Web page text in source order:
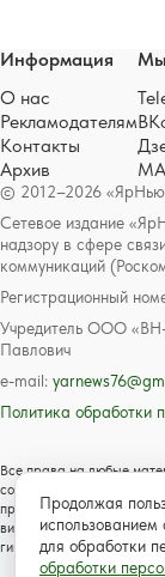
© 2012–2026
Сетевое издание
надзору в сфере
коммуникаций
Регистрационный
Учредитель ООО
Павлович
e-mail:
Политика обработки
Все права на любые
соответствии с
праве и смежных правах.
видеоматериалов
гиперссылкой на сайт
Информация
О нас
Рекламодателям
Контакты
Архив
Мы
Продолжая
для обработки
обработки